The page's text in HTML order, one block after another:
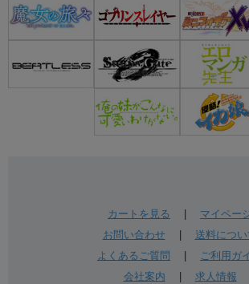
カートを見る
マイペー
お問い合わせ| 送料につい
よくあるご質問
ご利用ガ
会社案内
求人情報